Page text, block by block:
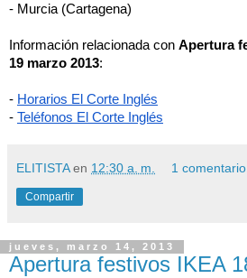
- Murcia (Cartagena)
Información relacionada con Apertura
19 marzo 2013:
- Horarios El Corte Inglés
- Teléfonos El Corte Inglés
ELITISTA en 12:30 a. m. 1
Compartir
jueves, marzo 14, 2013
Apertura festivos IKEA